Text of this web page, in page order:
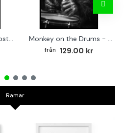
Lejonunge i Profil - Abstrakt poster i svartvitt Monkey on the Drums - Trendig poster
129.00 kr
Ramar